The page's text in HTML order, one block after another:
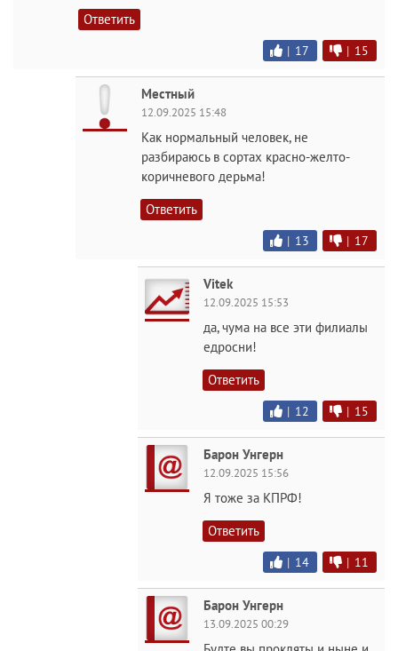
Ответить
| 17 | 15
Местный
12.09.2025 15:48
Как нормальный человек, не
разбираюсь в сортах красно-желто-
коричневого дepьма!
Ответить
| 13 | 17
Vitek
12.09.2025 15:53
да, чума на все эти филиалы
едросни!
Ответить
| 12 | 15
Барон Унгерн
12.09.2025 15:56
Я тоже за КПРФ!
Ответить
| 14 | 11
Барон Унгерн
13.09.2025 00:29